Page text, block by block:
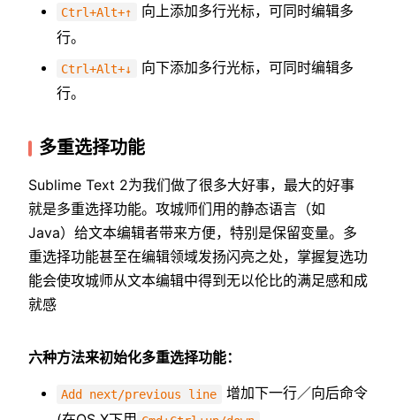
Ctrl+Alt+↑
向上添加多行光标，可同时编辑多
行。
Ctrl+Alt+↓
向下添加多行光标，可同时编辑多
行。
多重选择功能
Sublime Text 2为我们做了很多大好事，最大的好事
就是多重选择功能。攻城师们用的静态语言（如
Java）给文本编辑者带来方便，特别是保留变量。多
重选择功能甚至在编辑领域发扬闪亮之处，掌握复选功
能会使攻城师从文本编辑中得到无以伦比的满足感和成
就感
六种方法来初始化多重选择功能：
Add next/previous line
增加下一行／向后命令